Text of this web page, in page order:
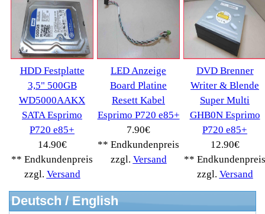
ZOTAC->(43)
Lenovo->(219)
Handy Telefon(1053)
Modellbau(593)
Monitore->(261)
Fahrrad(76)
Autoteile->(161)
Wir akzeptieren
Informationen
Liefer- & Versandkosten
Unsere AGBs
Kontakt